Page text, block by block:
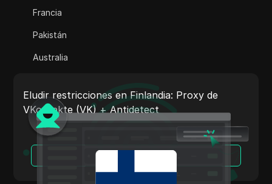
Apple Pay
ASOS
BestBuy
Francia
Pakistán
Australia
Italia
Países Bajos
Vietnam
Portugal
Eludir restricciones en Finlandia: Proxy de
VKontakte (VK) + Antidetect